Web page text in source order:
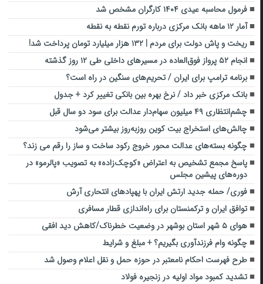
فرمول محاسبه عیدی ۱۴۰۴ کارگران مشخص شد
آمار ۱۲ ماهه بانک مرکزی درباره تورم نقطه به نقطه
ریخت و پاش دولت برای مردم | ۱۳۲ هزار میلیارد تومان پرداخت شد!
انجام ۵۲ پرواز فوق‌العاده در مسیرهای داخلی طی ۱۲ روز گذشته
برنامه ترامپ برای ایران / تحریم‌‌های سنگین در راه است؟
بانک مرکزی خبر داد / نرخ بهره بین بانکی تغییر کرد + جدول
چشم‌انتظاری ۴۹ میلیون سهام‌دار عدالت برای سود دو سال قبل
چالش‌های استخراج بیت کوین روزبه‌روز بیشتر می‌شود
چگونه بسته‌های عدالت محور خروج رکود ساخت و ساز را رقم می زند؟
پاسخ مجمع تشخیص به اعتراض «کوچک‌زاده» به تصویب «پالرمو» در
دوره‌های پیشین مجلس
فوری/ حمله جدید ارتش ایران با پهپادهای انتحاری آرش
توافق ایران و ترکمنستان برای راه‌اندازی قطار مسافری
هوای ۵ شهر استان بوشهر در وضعیت خطرناک/کاهش دید افقی
چگونه وام فرزندآوری بگیریم؟ + مبلغ و شرایط
طرح فهرست احکام نامعتبر در حوزه حمل و نقل اعلام وصول شد
تشدید کمبود مواد اولیه در زنجیره فولاد